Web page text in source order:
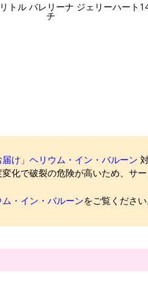
トル バレリーナ ジェリーハート
チ
届け」ヘリウム・イン・バルーン
化で破裂の危険が高いため、サー
・イン・バルーンをご覧ください